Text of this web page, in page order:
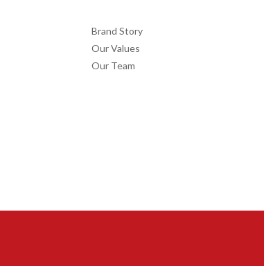
Brand Story
Our Values
Our Team